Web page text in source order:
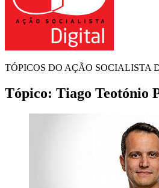
TÓPICOS DO AÇÃO SOCIALISTA
Tópico: Tiago Teotónio